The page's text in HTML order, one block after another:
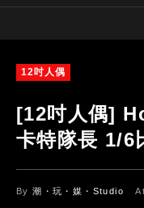
12吋人偶
[12吋人偶]
卡特隊長 1/6
By潮・玩・媒・Studio